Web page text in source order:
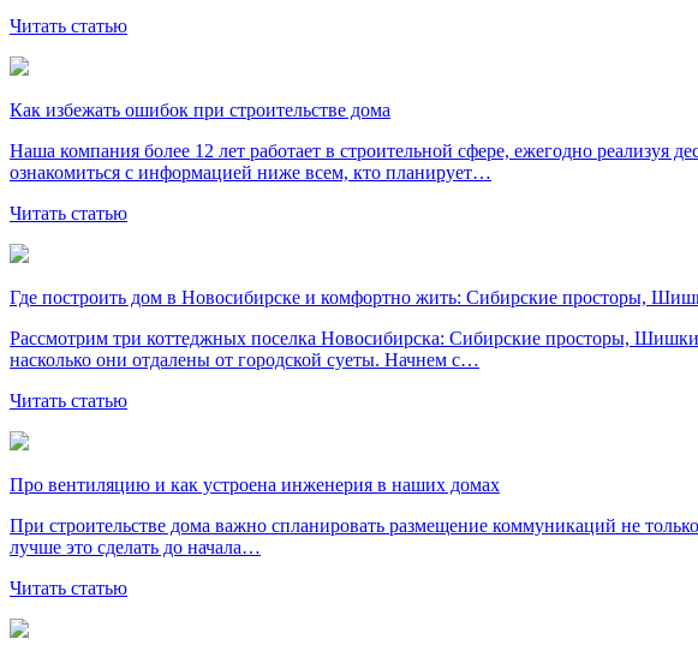
Читать статью
Как избежать ошибок при строительстве дома
Наша компания более 12 лет работает в строительной сфере, ежегодно
ознакомиться с информацией ниже всем, кто планирует…
Читать статью
Где построить дом в Новосибирске и комфортно жить: Сибирские просторы,
Рассмотрим три коттеджных поселка Новосибирска: Сибирские просторы,
насколько они отдалены от городской суеты. Начнем с…
Читать статью
Про вентиляцию и как устроена инженерия в наших домах
При строительстве дома важно спланировать размещение коммуникаций не
лучше это сделать до начала…
Читать статью